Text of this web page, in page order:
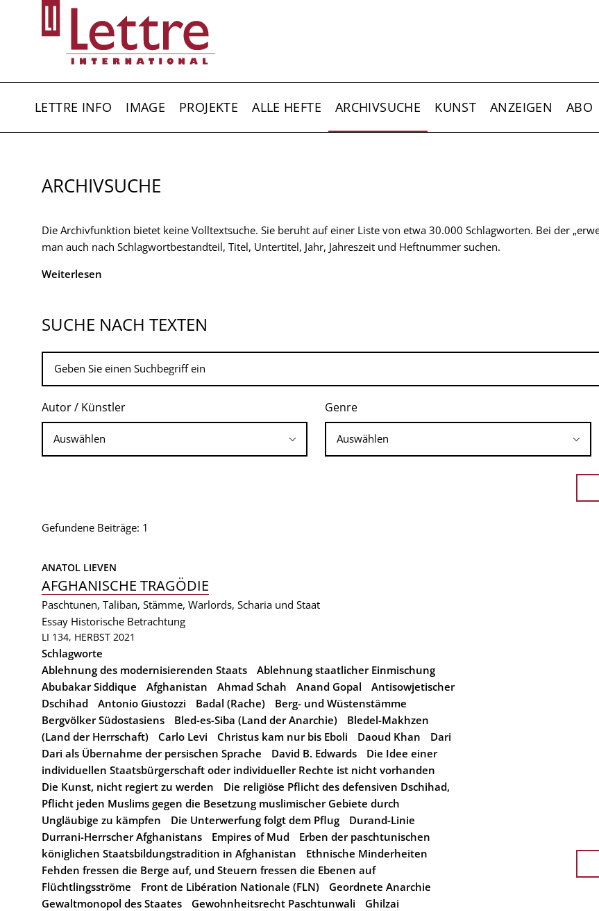
LETTRE INFO IMAGE PROJEKTE ALLE HEFTE ARCHIVSUCHE KUNST ANZEIGEN ABO
ARCHIVSUCHE
Die Archivfunktion bietet keine Volltextsuche. Sie beruht auf einer Liste von etwa 30.000 Schlagworten. Bei der
man auch nach Schlagwortbestandteil, Titel, Untertitel, Jahr, Jahreszeit und Heftnummer suchen.
Weiterlesen
SUCHE NACH TEXTEN
Autor / Künstler Genre
Gefundene Beiträge: 1
ANATOL LIEVEN
AFGHANISCHE TRAGÖDIE
Paschtunen, Taliban, Stämme, Warlords, Scharia und Staat
Essay Historische Betrachtung
LI 134, HERBST 2021
Schlagworte
Ablehnung des modernisierenden Staats
Ablehnung staatlicher Einmischung
Abubakar Siddique
Afghanistan Ahmad Schah Anand Gopal
Antisowjetischer
Dschihad
Antonio Giustozzi Badal (Rache)
Berg- und Wüstenstämme
Bergvölker Südostasiens
Bled-es-Siba (Land der Anarchie)
Bledel-Makhzen
(Land der Herrschaft)
Carlo Levi Christus kam nur bis Eboli Daoud Khan
Dari
Dari als Übernahme der persischen Sprache
David B. Edwards
Die Idee einer
individuellen Staatsbürgerschaft oder individueller Rechte ist nicht vorhanden
Die Kunst, nicht regiert zu werden
Die religiöse Pflicht des defensiven Dschihad,
Pflicht jeden Muslims gegen die Besetzung muslimischer Gebiete durch
Ungläubige zu kämpfen
Die Unterwerfung folgt dem Pflug
Durand-Linie
Durrani-Herrscher Afghanistans
Empires of Mud
Erben der paschtunischen
königlichen Staatsbildungstradition in Afghanistan
Ethnische Minderheiten
Fehden fressen die Berge auf, und Steuern fressen die Ebenen auf
Flüchtlingsströme
Front de Libération Nationale (FLN)
Geordnete Anarchie
Gewaltmonopol des Staates
Gewohnheitsrecht Paschtunwali
Ghilzai